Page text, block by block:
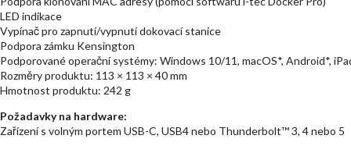
LED indikace
Vypínač pro zapnutí/vypnutí dokovací stanice
Podpora zámku Kensington
Podporované operační systémy: Windows 10/11, macOS*, Android*,
Rozměry produktu: 113 × 113 × 40 mm
Hmotnost produktu: 242 g
Požadavky na hardware:
Zařízení s volným portem USB-C, USB4 nebo Thunderbolt™ 3, 4 nebo 5